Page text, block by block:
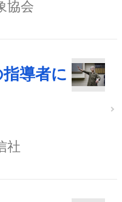
協会
導者に
社